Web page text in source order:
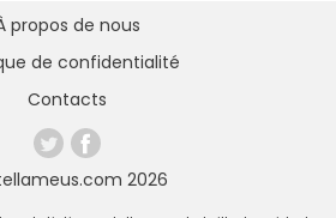
2026
propos de nous
de confidentialité
Contacts